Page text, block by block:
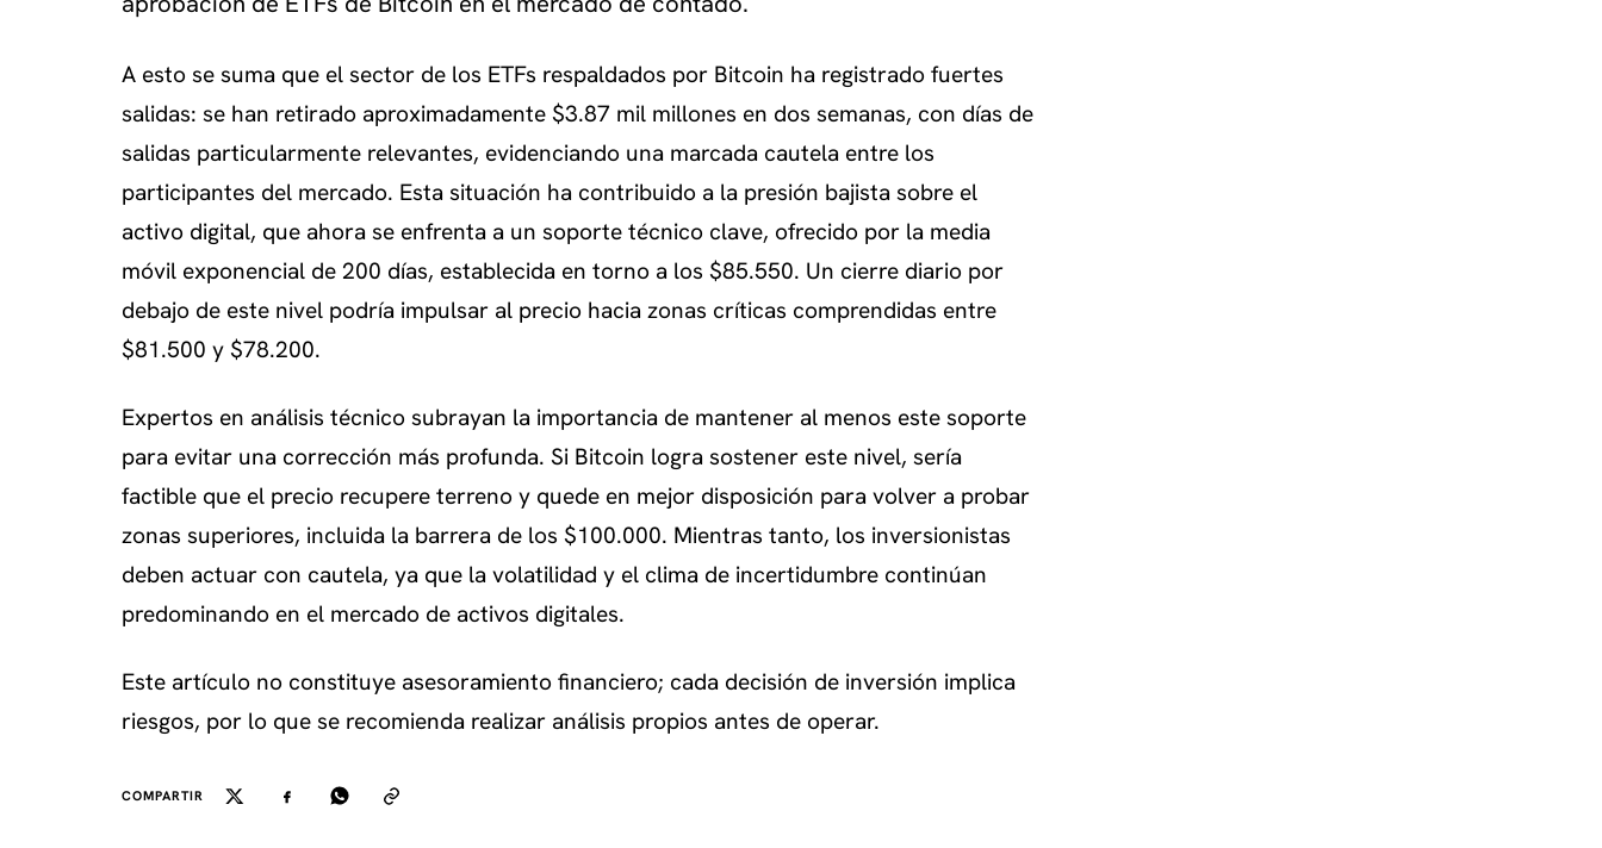
A esto se suma que el sector de los ETFs respaldados por Bitcoin ha registrado fuertes
salidas: se han retirado aproximadamente $3.87 mil millones en dos semanas, con días de
salidas particularmente relevantes, evidenciando una marcada cautela entre los
participantes del mercado. Esta situación ha contribuido a la presión bajista sobre el
activo digital, que ahora se enfrenta a un soporte técnico clave, ofrecido por la media
móvil exponencial de 200 días, establecida en torno a los $85.550. Un cierre diario por
debajo de este nivel podría impulsar al precio hacia zonas críticas comprendidas entre
$81.500 y $78.200.
Expertos en análisis técnico subrayan la importancia de mantener al menos este soporte
para evitar una corrección más profunda. Si Bitcoin logra sostener este nivel, sería
factible que el precio recupere terreno y quede en mejor disposición para volver a probar
zonas superiores, incluida la barrera de los $100.000. Mientras tanto, los inversionistas
deben actuar con cautela, ya que la volatilidad y el clima de incertidumbre continúan
predominando en el mercado de activos digitales.
Este artículo no constituye asesoramiento financiero; cada decisión de inversión implica
riesgos, por lo que se recomienda realizar análisis propios antes de operar.
COMPARTIR